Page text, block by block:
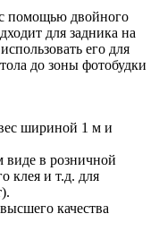
с помощью двойного
для задника на
его для
до зоны фотобудки
шириной 1 м и
виде в розничной
клея и т.д. для
качества